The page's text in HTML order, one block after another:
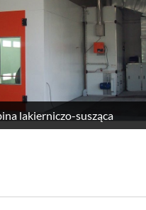
lakierniczo-susząca